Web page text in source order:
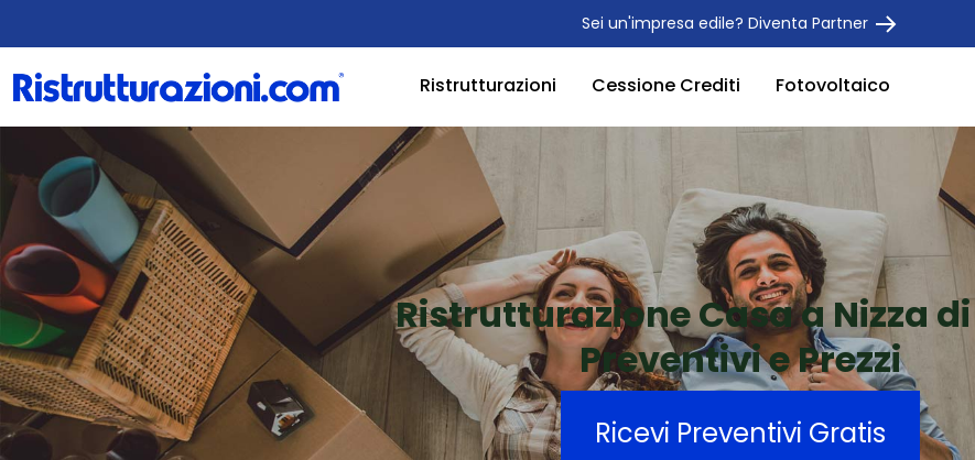
Sei un'impresa edile? Diventa Partner
Ristrutturazioni Cessione Crediti Fotovoltaico
Ristrutturazione Casa a Nizza
Preventivi e Prezzi
Ricevi Preventivi Gratis